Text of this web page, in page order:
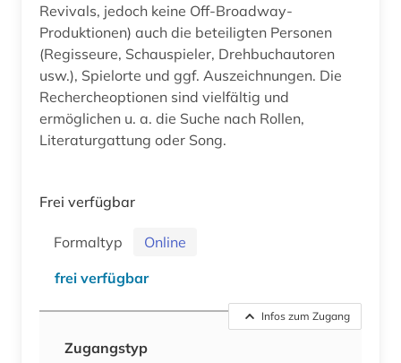
Revivals, jedoch keine Off-Broadway-
Produktionen) auch die beteiligten Personen
(Regisseure, Schauspieler, Drehbuchautoren
usw.), Spielorte und ggf. Auszeichnungen. Die
Rechercheoptionen sind vielfältig und
ermöglichen u. a. die Suche nach Rollen,
Literaturgattung oder Song.
Frei verfügbar
Formaltyp
Online
frei verfügbar
Infos zum Zugang
Zugangstyp